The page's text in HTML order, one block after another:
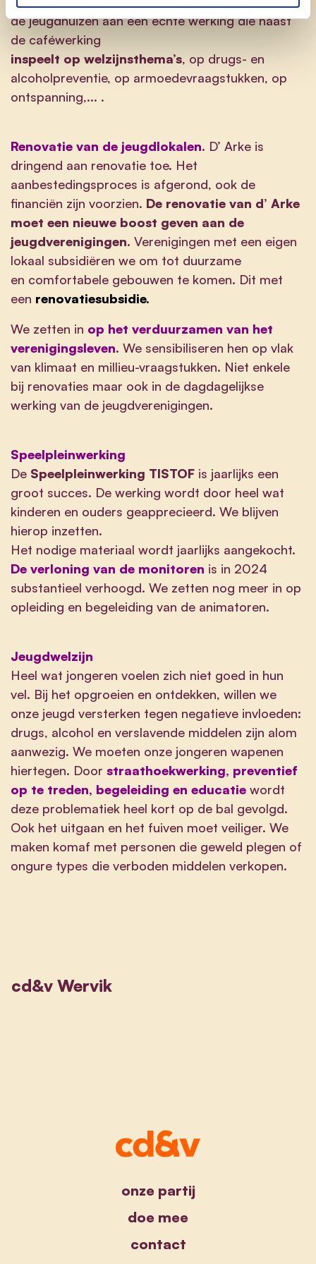
de jeugdhuizen aan een échte werking die naast
de caféwerking
inspeelt op welzijnsthema’s, op drugs- en
alcoholpreventie, op armoedevraagstukken, op
ontspanning,... .
Renovatie van de jeugdlokalen. D’ Arke is
dringend aan renovatie toe. Het
aanbestedingsproces is afgerond, ook de
financiën zijn voorzien. De renovatie van d’ Arke
moet een nieuwe boost geven aan de
jeugdverenigingen. Verenigingen met een eigen
lokaal subsidiëren we om tot duurzame
en comfortabele gebouwen te komen. Dit met
een renovatiesubsidie.
We zetten in op het verduurzamen van het
verenigingsleven. We sensibiliseren hen op vlak
van klimaat en millieu-vraagstukken. Niet enkele
bij renovaties maar ook in de dagdagelijkse
werking van de jeugdverenigingen.
Speelpleinwerking
De Speelpleinwerking TISTOF is jaarlijks een
groot succes. De werking wordt door heel wat
kinderen en ouders geapprecieerd. We blijven
hierop inzetten.
Het nodige materiaal wordt jaarlijks aangekocht.
De verloning van de monitoren is in 2024
substantieel verhoogd. We zetten nog meer in op
opleiding en begeleiding van de animatoren.
Jeugdwelzijn
Heel wat jongeren voelen zich niet goed in hun
vel. Bij het opgroeien en ontdekken, willen we
onze jeugd versterken tegen negatieve invloeden:
drugs, alcohol en verslavende middelen zijn alom
aanwezig. We moeten onze jongeren wapenen
hiertegen. Door straathoekwerking, preventief
op te treden, begeleiding en educatie wordt
deze problematiek heel kort op de bal gevolgd.
Ook het uitgaan en het fuiven moet veiliger. We
maken komaf met personen die geweld plegen of
ongure types die verboden middelen verkopen.
cd&v Wervik
onze partij
doe mee
contact